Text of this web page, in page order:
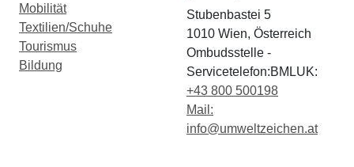
Mobilität
Textilien/Schuhe
Tourismus
Bildung
Stubenbastei 5
1010 Wien, Österreich
Ombudsstelle -
Servicetelefon:BMLUK:
+43 800 500198
Mail:
info@umweltzeichen.at